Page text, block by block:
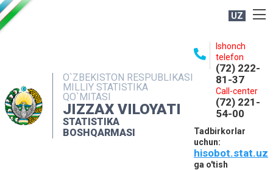
UZ
O`ZBEKISTON RESPUBLIKASI
MILLIY STATISTIKA
QO`MITASI
JIZZAX VILOYATI
STATISTIKA
BOSHQARMASI
Ishonch
telefon
(72) 222-
81-37
Call-center
(72) 221-
54-00
Tadbirkorlar
uchun:
hisobot.stat.uz
ga o'tish
NASHRLAR
INTERAKTIV XIZMATLAR
MATBUOT XIZMATI